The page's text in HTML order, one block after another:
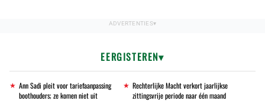
EERGISTEREN
Ann Sadi pleit voor tariefaanpassing
boothouders; ze komen niet uit
Rechterlijke Macht verkort jaarlijkse
zittingsvrije periode naar één maand